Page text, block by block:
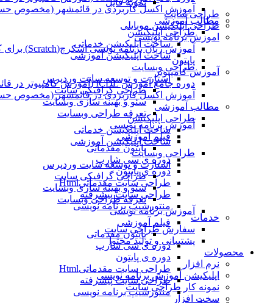
آموزش اکسل کاربردی در قائمشهر (مخصوص
مطالب آموزشی
طراحی اپلیکیشن
ساخت اپلیکیشن خدماتی
ساخت اپلیکیشن آموزشی
طراحی وبسایت
استارت و توسعه سایت وردپرس
طراحی گرافیکی سایت
سئو و بهینه سازی وبسایت
تعرفه طراحی وبسایت
آموزش برنامه نویسی
فیلم آموزشی
پایتون مقدماتی
دوره ی سی شارپ
دوره ی پایتون
طراحی سایت مقدماتیHtml
طراحی سایت پیشرفته
منتورشیپ برنامه نویسی
خدمات
سفارش طراحی سایت
پشتیبانی و تولید محتوا
محصولات
نرم افزار
اپلیکیشن آموزش برنامه نویسی
نمونه کار طراحی سایت
سخت افزار
طراحی سایت
طراحی اپلیکیشن موبایلی
اموزش برنامه نویسی
آموزش زبان برنامه نویسی اسکرچ(Scratch) برای کودکان
پایتون
آموزش کامپیوتر
دوره جامع آموزش ICDL (آموزش کامپیوتر در قائمشهر)
آموزش اکسل کاربردی در قائمشهر (مخصوص
مطالب آموزشی
طراحی اپلیکیشن
ساخت اپلیکیشن خدماتی
ساخت اپلیکیشن آموزشی
طراحی وبسایت
استارت و توسعه سایت وردپرس
طراحی گرافیکی سایت
سئو و بهینه سازی وبسایت
تعرفه طراحی وبسایت
آموزش برنامه نویسی
فیلم آموزشی
پایتون مقدماتی
دوره ی سی شارپ
دوره ی پایتون
طراحی سایت مقدماتیHtml
طراحی سایت پیشرفته
منتورشیپ برنامه نویسی